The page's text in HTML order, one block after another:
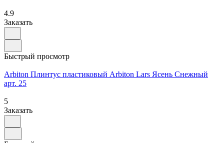
4.9
Заказать
Быстрый просмотр
Arbiton Плинтус пластиковый Arbiton Lars Ясень Снежный
арт. 25
5
Заказать